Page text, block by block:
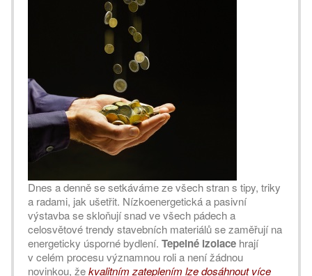
Dnes a denně se setkáváme ze všech stran s tipy, triky
a radami, jak ušetřit. Nízkoenergetická a pasivní
výstavba se skloňují snad ve všech pádech a
celosvětové trendy stavebních materiálů se zaměřují na
energeticky úsporné bydlení. Tepelné izolace hrají
v celém procesu významnou roli a není žádnou
novinkou, žekvalitním zateplením lze dosáhnout více